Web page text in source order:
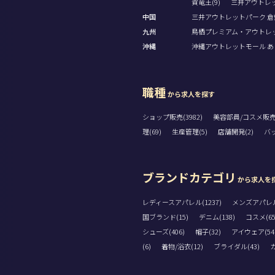
中国
三井アウトレットパーク
九州
鳥栖プレミアム・アウトレ
沖縄
沖縄アウトレットモール
職種から求人を探す
ショップ販売(3982)
美容部員/コスメ販
理(69)
生産管理(5) 店舗開発(2) バ
ブランドカテゴリ から求人を
レディースアパレル(1237)
メンズアパ
国ブランド(15)
デニム(138)
コスメ
シューズ(406)
帽子(32)
アイウェア
(6)
着物/浴衣(12) ブライダル(43)